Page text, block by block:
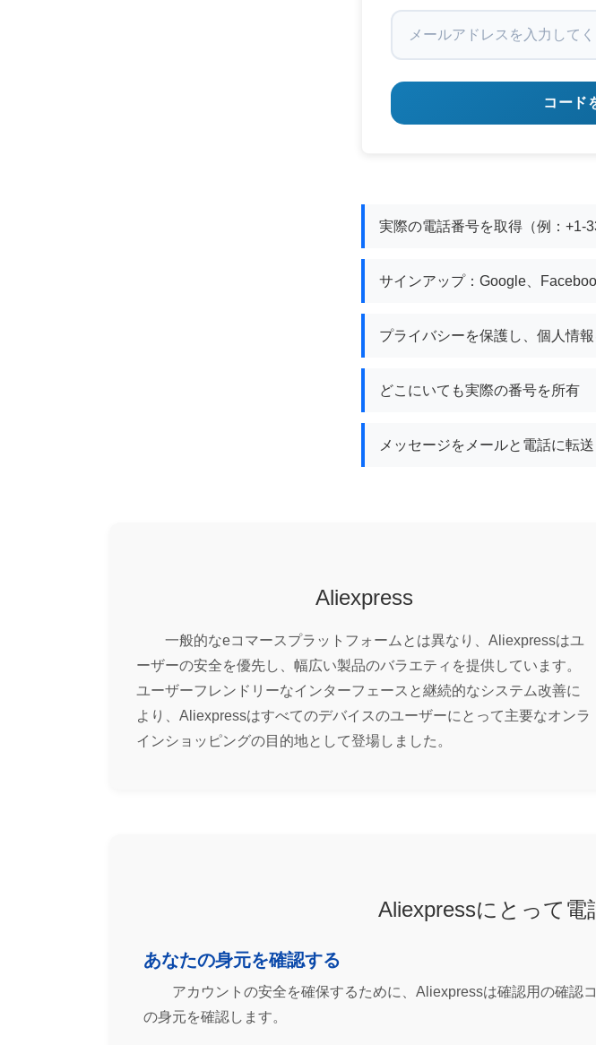
コード
実際の電話番号を取得（例：+1-
サインアップ：Google、
プライバシーを保護し、個人情
どこにいても実際の番号を所有
メッセージをメールと電話に転送
Aliexpress
一般的なeコマースプラットフォームとは異なり、Aliexpressはユ
ーザーの安全を優先し、幅広い製品のバラエティを提供しています。
ユーザーフレンドリーなインターフェースと継続的なシステム改善に
より、Aliexpressはすべてのデバイスのユーザーにとって主要なオンラ
インショッピングの目的地として登場しました。
Aliexpressにとって電
あなたの身元を確認する
アカウントの安全を確保するために、Aliexpressは確認用の確認
の身元を確認します。